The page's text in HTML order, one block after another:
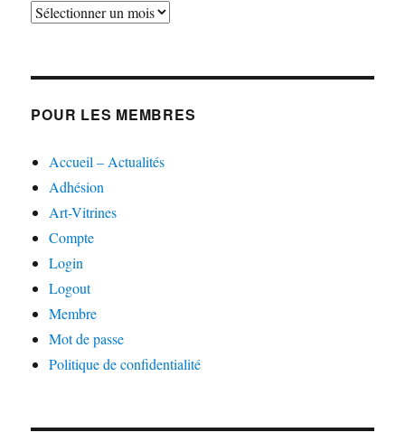
Archives
POUR LES MEMBRES
Accueil – Actualités
Adhésion
Art-Vitrines
Compte
Login
Logout
Membre
Mot de passe
Politique de confidentialité